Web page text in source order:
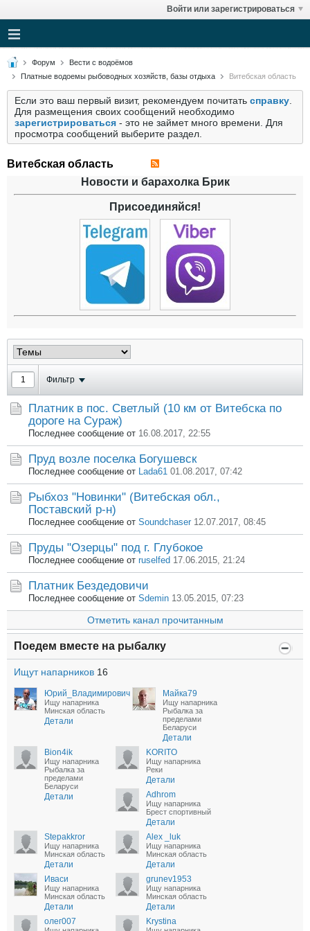
Войти или зарегистрироваться
Форум
Вести с водоёмов
Платные водоемы рыбоводных хозяйств, базы отдыха
Витебская область
Если это ваш первый визит, рекомендуем почитать справку
Для размещения своих сообщений необходимо
зарегистрироваться - это не займет много времени. Для
просмотра сообщений выберите раздел.
Витебская область
Новости и барахолка Брик
Присоединяйся!
Фильтр
Платник в пос. Светлый (10 км от Витебска по
дороге на Сураж)
Последнее сообщение от 16.08.2017, 22:55
Пруд возле поселка Богушевск
Последнее сообщение от Lada61 01.08.2017, 07:42
Рыбхоз "Новинки" (Витебская обл.,
Поставский р-н)
Последнее сообщение от Soundchaser 12.07.2017, 08:45
Пруды "Озерцы" под г. Глубокое
Последнее сообщение от ruselfed 17.06.2015, 21:24
Платник Бездедовичи
Последнее сообщение от Sdemin 13.05.2015, 07:23
Отметить канал прочитанным
Поедем вместе на рыбалку
Ищут напарников 16
Юрий_Владимирович
Ищу напарника
Минская область
Детали
Майка79
Ищу напарника
Рыбалка за
пределами
Беларуси
Детали
Bion4ik
Ищу напарника
Рыбалка за
пределами
Беларуси
Детали
KORITO
Ищу напарника
Реки
Детали
Adhrom
Ищу напарника
Брест спортивный
Детали
Stepakkror
Ищу напарника
Минская область
Детали
Alex _luk
Ищу напарника
Минская область
Детали
Иваси
Ищу напарника
Минская область
Детали
grunev1953
Ищу напарника
Минская область
Детали
олег007
Krystina